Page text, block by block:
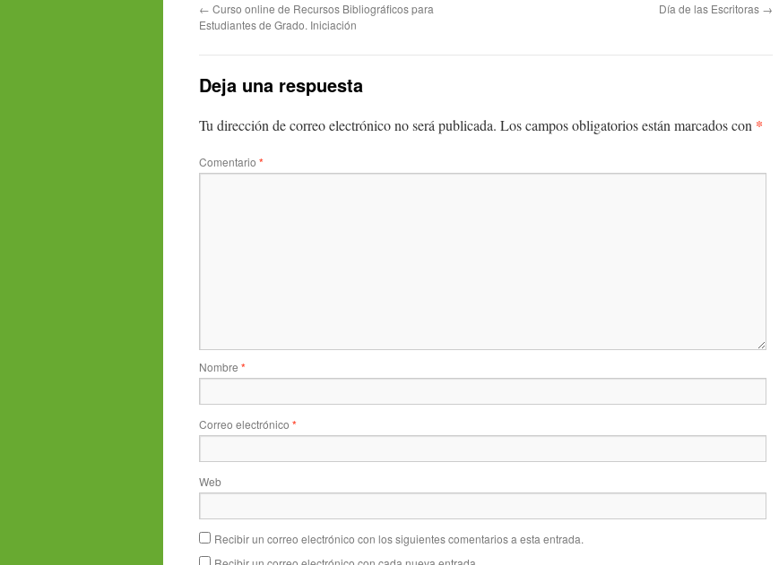
← Curso online de Recursos Bibliográficos para
Estudiantes de Grado. Iniciación
Día de las Escritoras →
Deja una respuesta
Tu dirección de correo electrónico no será publicada. Los campos obligatorios están marcados con *
Comentario *
Nombre *
Correo electrónico *
Web
Recibir un correo electrónico con los siguientes comentarios a esta entrada.